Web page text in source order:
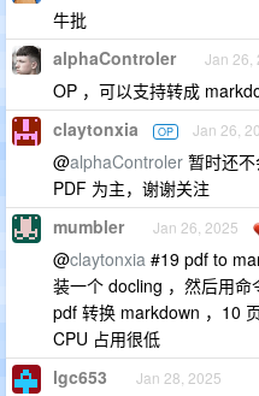
牛批
alphaControler Jan 26,
OP ，可以支持转成
claytonxia OP Jan 26,
@alphaControler 暂时还
PDF 为主，谢谢关注
mumbler Jan 26, 2025
@claytonxia #19 pdf to
装一个 docling ，然后用
pdf 转换 markdown ，10
CPU 占用很低
lgc653 Jan 28, 2025